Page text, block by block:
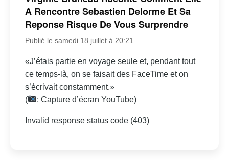
A Rencontre Sebastien Delorme Et Sa
Reponse Risque De Vous Surprendre
Publié le samedi 18 juillet à 20:21
«J’étais partie en voyage seule et, pendant tout
ce temps-là, on se faisait des FaceTime et on
s’écrivait constamment.»
(
: Capture d’écran YouTube)
Invalid response status code (403)